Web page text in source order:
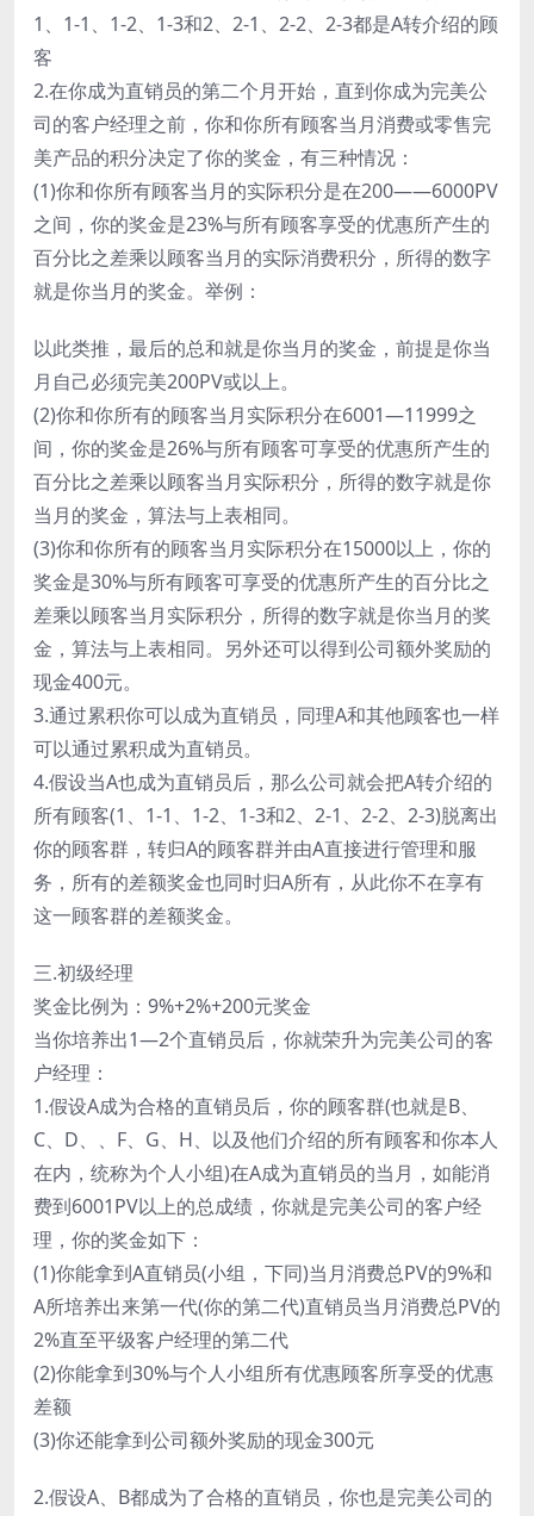
1、1-1、1-2、1-3和2、2-1、2-2、2-3都是A转介绍的顾
客
2.在你成为直销员的第二个月开始，直到你成为完美公
司的客户经理之前，你和你所有顾客当月消费或零售完
美产品的积分决定了你的奖金，有三种情况：
(1)你和你所有顾客当月的实际积分是在200——6000PV
之间，你的奖金是23%与所有顾客享受的优惠所产生的
百分比之差乘以顾客当月的实际消费积分，所得的数字
就是你当月的奖金。举例：
以此类推，最后的总和就是你当月的奖金，前提是你当
月自己必须完美200PV或以上。
(2)你和你所有的顾客当月实际积分在6001—11999之
间，你的奖金是26%与所有顾客可享受的优惠所产生的
百分比之差乘以顾客当月实际积分，所得的数字就是你
当月的奖金，算法与上表相同。
(3)你和你所有的顾客当月实际积分在15000以上，你的
奖金是30%与所有顾客可享受的优惠所产生的百分比之
差乘以顾客当月实际积分，所得的数字就是你当月的奖
金，算法与上表相同。另外还可以得到公司额外奖励的
现金400元。
3.通过累积你可以成为直销员，同理A和其他顾客也一样
可以通过累积成为直销员。
4.假设当A也成为直销员后，那么公司就会把A转介绍的
所有顾客(1、1-1、1-2、1-3和2、2-1、2-2、2-3)脱离出
你的顾客群，转归A的顾客群并由A直接进行管理和服
务，所有的差额奖金也同时归A所有，从此你不在享有
这一顾客群的差额奖金。
三.初级经理
奖金比例为：9%+2%+200元奖金
当你培养出1—2个直销员后，你就荣升为完美公司的客
户经理：
1.假设A成为合格的直销员后，你的顾客群(也就是B、
C、D、、F、G、H、以及他们介绍的所有顾客和你本人
在内，统称为个人小组)在A成为直销员的当月，如能消
费到6001PV以上的总成绩，你就是完美公司的客户经
理，你的奖金如下：
(1)你能拿到A直销员(小组，下同)当月消费总PV的9%和
A所培养出来第一代(你的第二代)直销员当月消费总PV的
2%直至平级客户经理的第二代
(2)你能拿到30%与个人小组所有优惠顾客所享受的优惠
差额
(3)你还能拿到公司额外奖励的现金300元
2.假设A、B都成为了合格的直销员，你也是完美公司的